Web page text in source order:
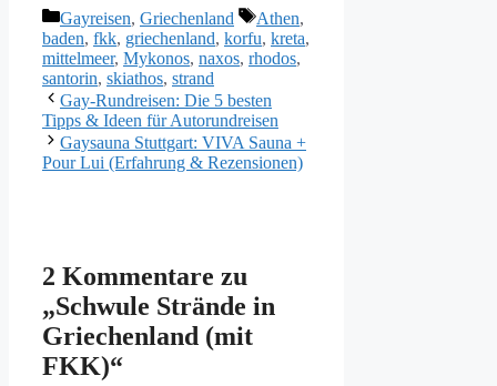
Kategorien
Gayreisen, Griechenland Schlagwörter
Athen,
baden, fkk, griechenland, korfu, kreta,
mittelmeer, Mykonos, naxos, rhodos,
santorin, skiathos, strand
Gay-Rundreisen: Die 5 besten
Tipps & Ideen für Autorundreisen
Gaysauna Stuttgart: VIVA Sauna +
Pour Lui (Erfahrung & Rezensionen)
2 Kommentare zu
„Schwule Strände in
Griechenland (mit
FKK)“